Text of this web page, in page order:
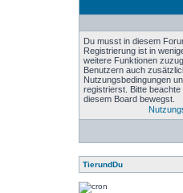
Du musst in diesem
Registrierung ist in
weitere Funktionen
Benutzern auch
Nutzungsbedingungen
registrierst. Bitte
diesem Board bewegst.
TierundDu